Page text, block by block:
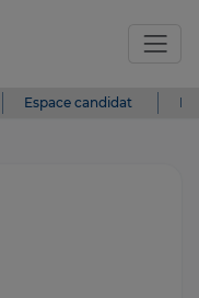
Espace candidat